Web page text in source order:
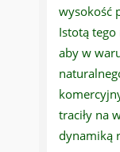
wysokość
Istotą
aby w
traciły na
dynamiką